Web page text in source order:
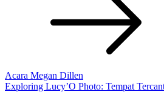
Acara Megan Dillen
Exploring Lucy’O Photo: Tempat